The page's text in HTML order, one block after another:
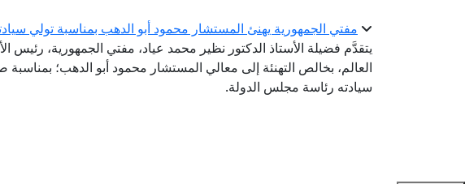
مفتي الجمهورية يهنئ المستشار محمود أبو الدهب بمناسبة تولي
يتقدَّم فضيلة الأستاذ الدكتور نظير محمد عياد، مفتي الجمهورية، رئيس
العالم، بخالص التهنئة إلى معالي المستشار محمود أبو الدهب؛
سيادته رئاسة مجلس الدولة.